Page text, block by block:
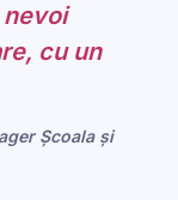
cu un
Școala și